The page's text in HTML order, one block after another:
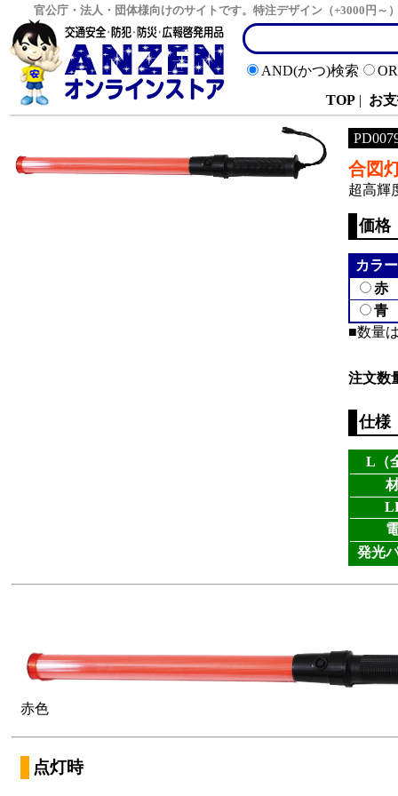
官公庁・法人・団体様向けのサイトです。特注デザイン（+3000円
AND(かつ)検索
TOP | お
合図
超高輝
価格
カラー
赤
青
■数量
注文数
仕様
L（
発光
赤色
点灯時